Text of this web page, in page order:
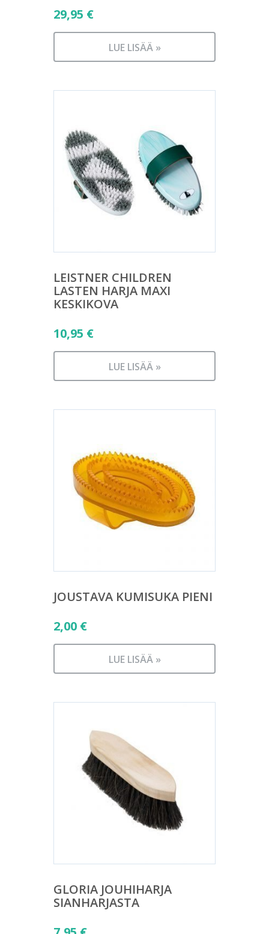
29,95 €
LUE LISÄÄ »
LEISTNER CHILDREN
LASTEN HARJA MAXI
KESKIKOVA
10,95 €
LUE LISÄÄ »
JOUSTAVA KUMISUKA PIENI
2,00 €
LUE LISÄÄ »
GLORIA JOUHIHARJA
SIANHARJASTA